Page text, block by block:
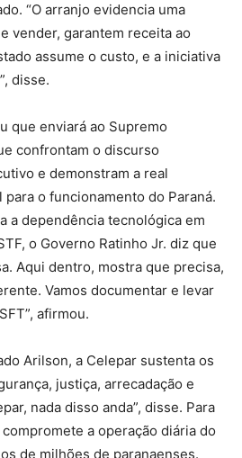
“O arranjo evidencia uma
vender, garantem receita ao
assume o custo, e a iniciativa
disse.
que enviará ao Supremo
confrontam o discurso
e demonstram a real
o funcionamento do Paraná.
a dependência tecnológica em
o Governo Ratinho Jr. diz que
Aqui dentro, mostra que precisa,
Vamos documentar e levar
afirmou.
Arilson, a Celepar sustenta os
justiça, arrecadação e
nada disso anda”, disse. Para
a operação diária do
de milhões de paranaenses.